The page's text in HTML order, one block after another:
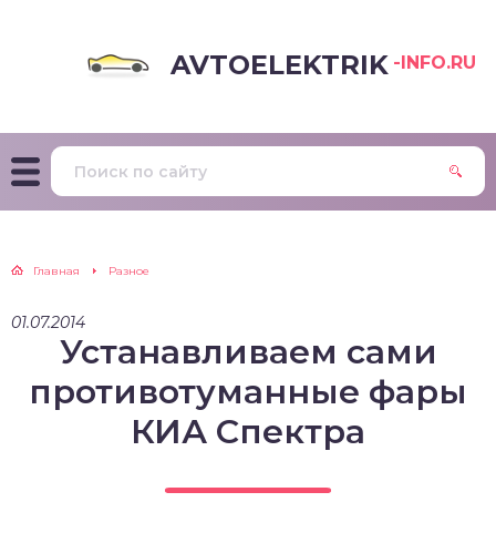
AVTOELEKTRIK -INFO.RU
Главная Разное
01.07.2014
Устанавливаем сами
противотуманные фары
КИА Спектра